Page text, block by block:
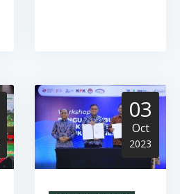
03
Oct
2023